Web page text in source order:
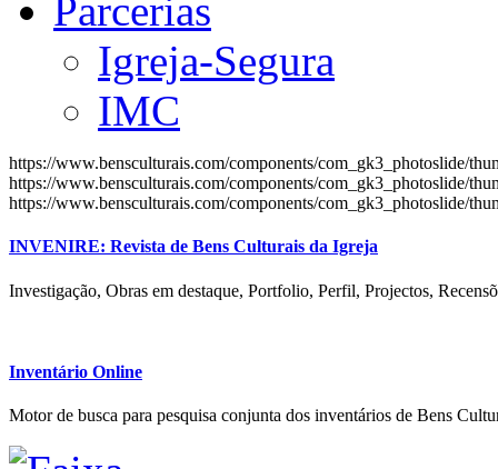
Parcerias
Igreja-Segura
IMC
https://www.bensculturais.com/components/com_gk3_photoslide/
https://www.bensculturais.com/components/com_gk3_photoslide/
https://www.bensculturais.com/components/com_gk3_photoslide/
INVENIRE: Revista de Bens Culturais da Igreja
Investigação, Obras em destaque, Portfolio, Perfil, Projectos,
Inventário Online
Motor de busca para pesquisa conjunta dos inventários de Bens